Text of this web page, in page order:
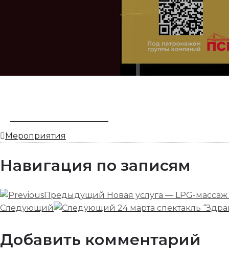
Мероприятия
Навигация по записям
Предыдущий Новая услуга — LPG-массаж
Следующий
24 марта спектакль
Добавить комментарий